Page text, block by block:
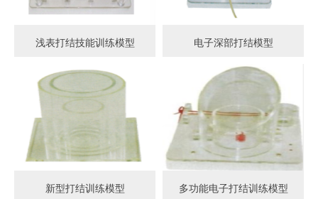
浅表打结技能训练模型 电子深部打结模型
新型打结训练模型 多功能电子打结训练模型